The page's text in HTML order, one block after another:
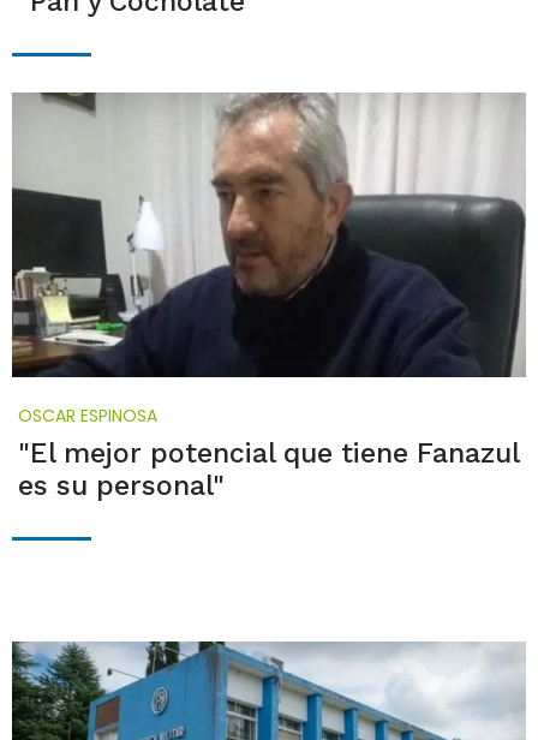
OSCAR ESPINOSA
"El mejor potencial que tiene Fanazul
es su personal"